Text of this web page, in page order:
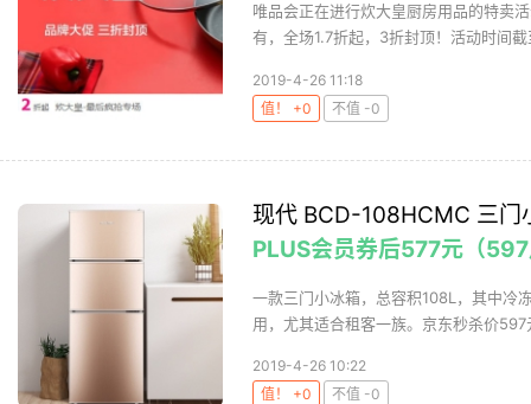
唯品会正在进行炊大皇厨房用品的特卖
有，全场1.7折起，3折封顶！活动时间
2019-4-26 11:18
值！ +0
不值 -0
现代 BCD-108HCMC 三门
PLUS会员券后577元（
一款三门小冰箱，总容积108L，其中冷
用，尤其适合租客一族。京东秒杀价
2019-4-26 10:22
值！ +0
不值 -0